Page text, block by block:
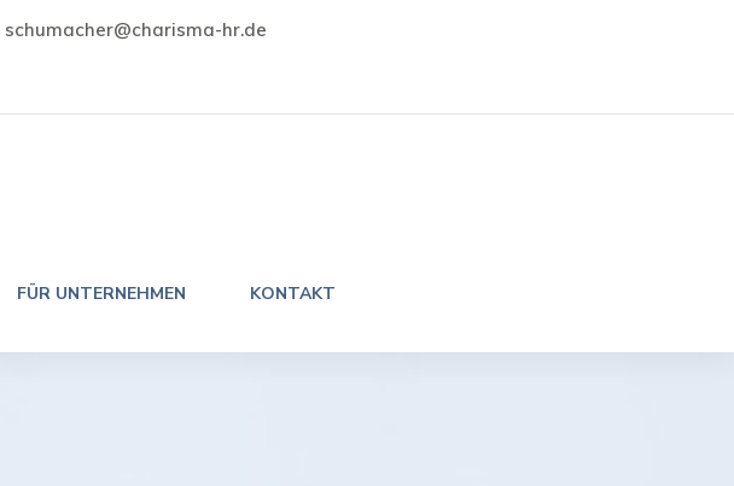
schumacher@charisma-hr.de
FÜR UNTERNEHMEN KONTAKT